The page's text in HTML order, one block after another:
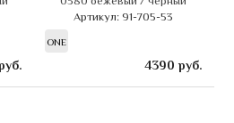
Артикул: 91-705-53
ONE
4390 руб.